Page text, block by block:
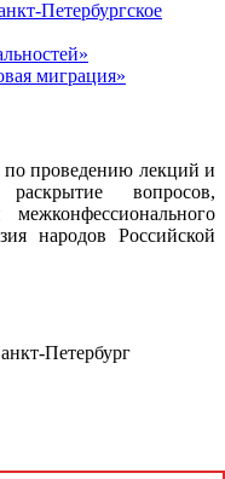
Петербургское
миграция»
проведению лекций и
вопросов,
народов Российской
Петербург